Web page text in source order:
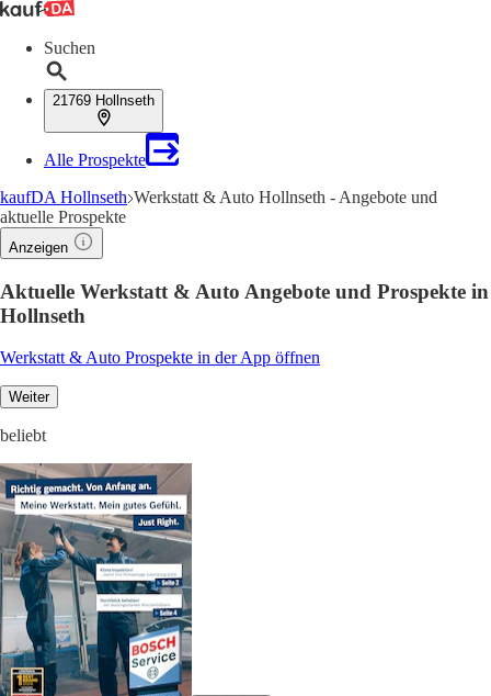
Suchen
21769 Hollnseth
Alle Prospekte
kaufDA Hollnseth Werkstatt & Auto Hollnseth - Angebote und
aktuelle Prospekte
Anzeigen
Aktuelle Werkstatt & Auto Angebote und Prospekte in
Hollnseth
Werkstatt & Auto Prospekte in der App öffnen
Weiter
beliebt